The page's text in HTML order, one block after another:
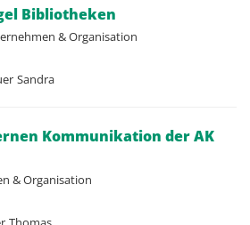
Bibliotheken
& Organisation
Sandra
Kommunikation der AK
& Organisation